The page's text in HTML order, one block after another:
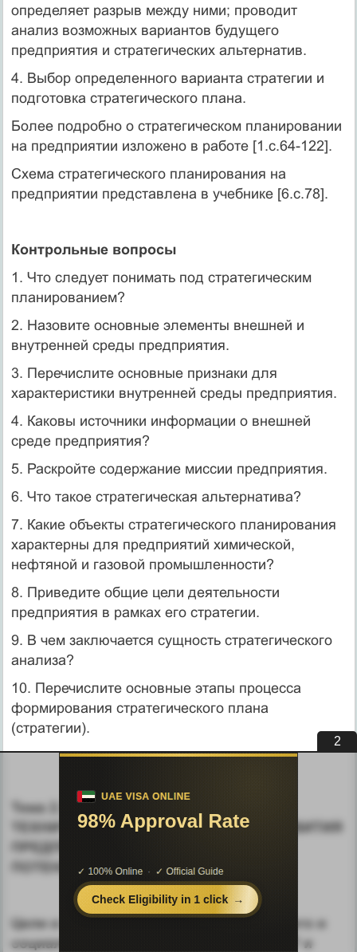
определяет разрыв между ними; проводит
анализ возможных вариантов будущего
предприятия и стратегических альтернатив.
4. Выбор определенного варианта стратегии и
подготовка стратегического плана.
Более подробно о стратегическом планировании
на предприятии изложено в работе [1.с.64-122].
Схема стратегического планирования на
предприятии представлена в учебнике [6.с.78].
Контрольные вопросы
1. Что следует понимать под стратегическим
планированием?
2. Назовите основные элементы внешней и
внутренней среды предприятия.
3. Перечислите основные признаки для
характеристики внутренней среды предприятия.
4. Каковы источники информации о внешней
среде предприятия?
5. Раскройте содержание миссии предприятия.
6. Что такое стратегическая альтернатива?
7. Какие объекты стратегического планирования
характерны для предприятий химической,
нефтяной и газовой промышленности?
8. Приведите общие цели деятельности
предприятия в рамках его стратегии.
9. В чем заключается сущность стратегического
анализа?
10. Перечислите основные этапы процесса
формирования стратегического плана
(стратегии).
Тема 2.3 ПЛАНИРОВАНИЕ НАУЧНО-
ТЕХНИЧЕСКОГО И СОЦИАЛЬНОГО РАЗВИТИЯ
ПРЕДПРИЯТИЯ (ПЛАНИРОВАНИЕ
ПОТЕНЦИАЛА ПРЕДПРИЯТИЯ)
Цели и задачи плана научно-технического и
социального развития предприятия (НТ и
1